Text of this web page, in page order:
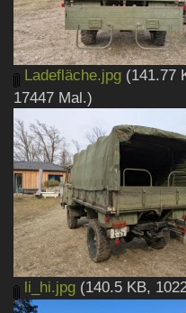
Ladefläche.jpg (141.77
17447 Mal.)
li_hi.jpg (140.5 KB,